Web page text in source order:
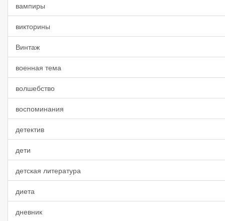
вампиры
викторины
Винтаж
военная тема
волшебство
воспоминания
детектив
дети
детская литература
диета
дневник